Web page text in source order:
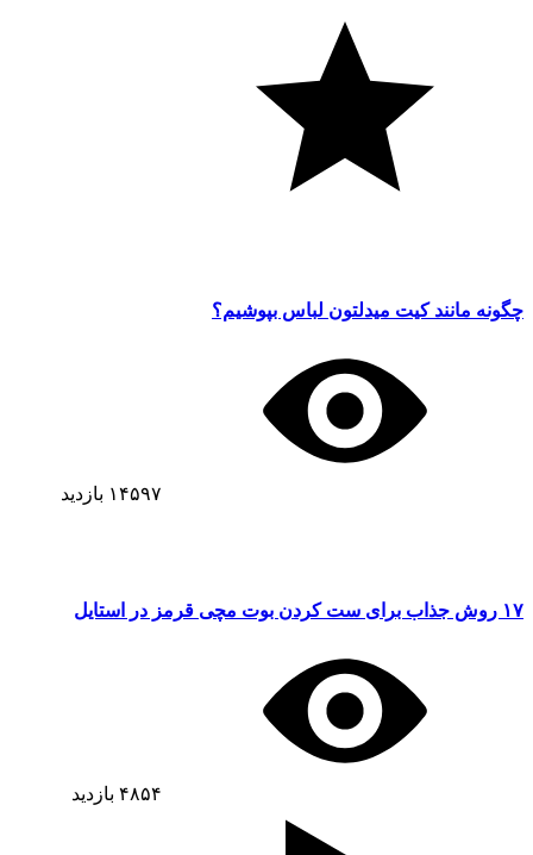
چگونه مانند کیت میدلتون لباس بپوشیم؟
۱۴۵۹۷ بازدید
۱۷ روش جذاب برای ست کردن بوت مچی قرمز در استایل
۴۸۵۴ بازدید